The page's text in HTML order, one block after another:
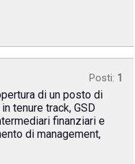
Posti: 1
di un posto di
tenure track, GSD
finanziari e
di management,